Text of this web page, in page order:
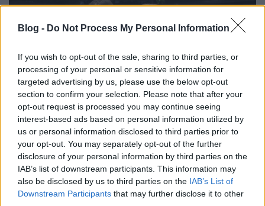
Blog - Do Not Process My Personal Information
If you wish to opt-out of the sale, sharing to third parties, or
processing of your personal or sensitive information for
targeted advertising by us, please use the below opt-out
section to confirm your selection. Please note that after your
opt-out request is processed you may continue seeing
interest-based ads based on personal information utilized by
us or personal information disclosed to third parties prior to
your opt-out. You may separately opt-out of the further
disclosure of your personal information by third parties on the
IAB’s list of downstream participants. This information may
also be disclosed by us to third parties on the IAB’s List of
Downstream Participants that may further disclose it to other
Ez azért volt kényes kérdés, mert másnap reggel
negyed tizenegykor már az Alexandrában kellett
lennem, hogyDeszyvel levezessük a Vörös Pöttyös
Klub keretében a kvízt. Nagyon gonosz módon
regények első majd utolsó mondataival zaklattuk a